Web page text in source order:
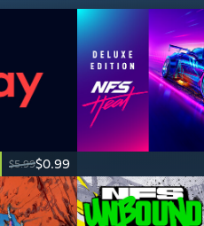
$5.99$0.99